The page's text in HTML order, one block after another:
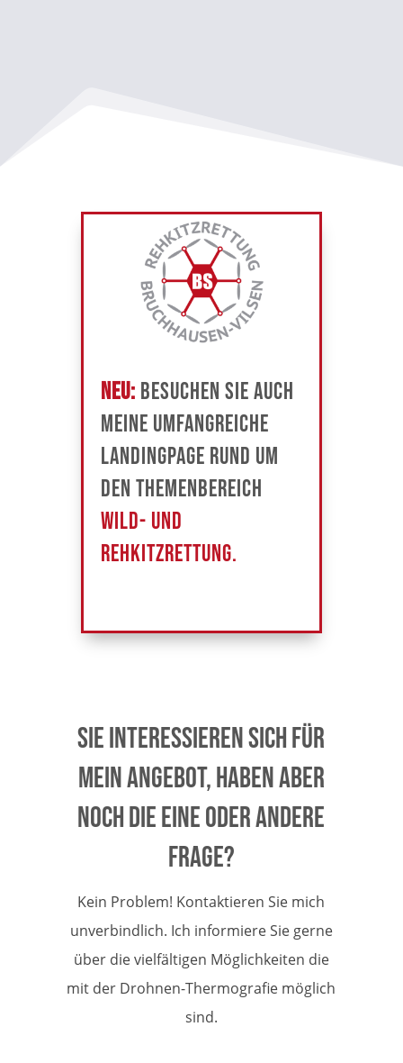
NEU: Besuchen Sie auch
meine umfangreiche
Landingpage rund um
den Themenbereich
Wild- und
Rehkitzrettung.
Sie interessieren sich für
mein Angebot, haben aber
noch die eine oder andere
Frage?
Kein Problem! Kontaktieren Sie mich
unverbindlich. Ich informiere Sie gerne
über die vielfältigen Möglichkeiten die
mit der Drohnen-Thermografie möglich
sind.